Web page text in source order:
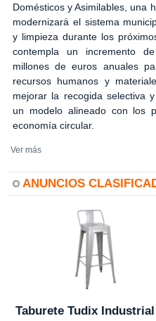
Domésticos y Asimilables, una
modernizará el sistema
y limpieza durante los
contempla un incremento
millones de euros anuales
recursos humanos y
mejorar la recogida selectiva
un modelo alineado con los
economía circular.
Ver más
ANUNCIOS
Taburete Tudix Industrial